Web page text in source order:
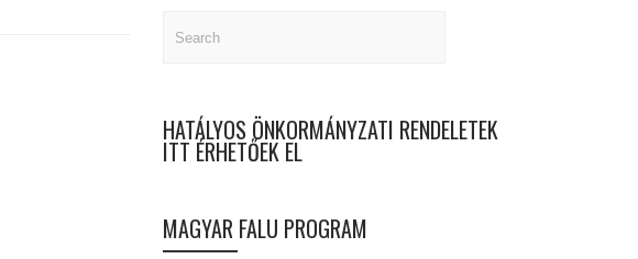
HATÁLYOS ÖNKORMÁNYZATI RENDELETEK
ITT ÉRHETŐEK EL
MAGYAR FALU PROGRAM